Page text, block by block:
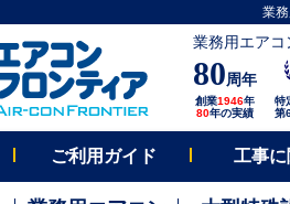
業
業務用エア
80周年
創業1946年
80年の実績
特
第
ご利用ガイド 工事